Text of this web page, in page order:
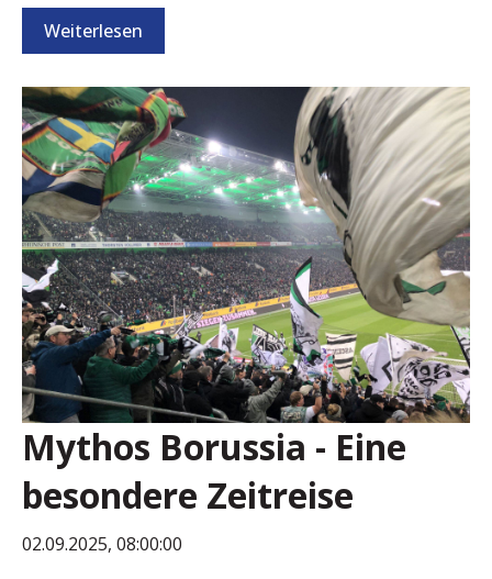
Weiterlesen
Mythos Borussia - Eine
besondere Zeitreise
02.09.2025, 08:00:00